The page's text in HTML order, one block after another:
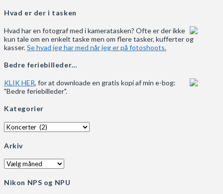
Hvad er der i tasken
Hvad har en fotograf med i kameratasken? Ofte er der ikke
kun tale om en enkelt taske men om flere tasker, kufferter og
kasser.Se hvad jeg har med når jeg er på fotoshoots.
Bedre feriebilleder…
KLIK HER, for at downloade en gratis kopi af min e-bog:
"Bedre feriebilleder".
Kategorier
Kategorier
Arkiv
Arkiv
Nikon NPS og NPU